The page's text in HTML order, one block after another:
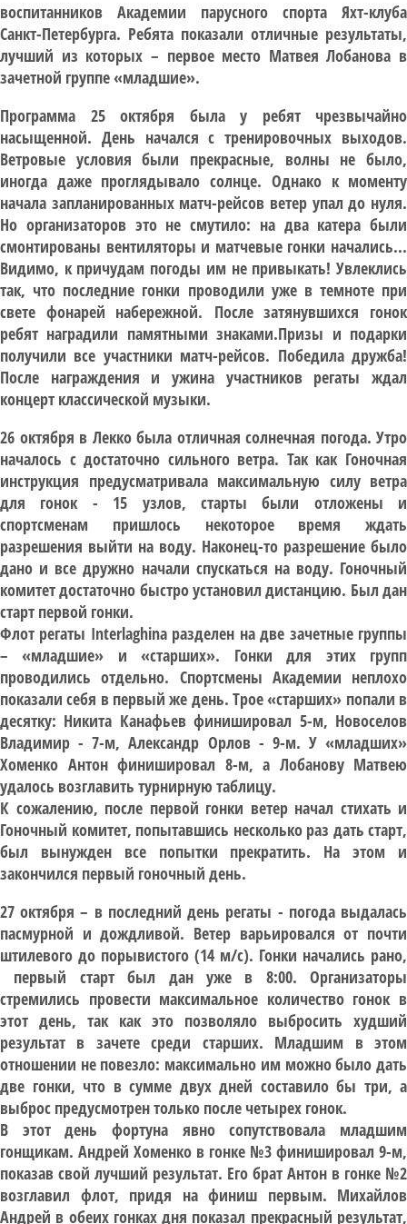
воспитанников Академии парусного спорта Яхт-клуба
Санкт-Петербурга. Ребята показали отличные результаты,
лучший из которых – первое место Матвея Лобанова в
зачетной группе «младшие».
Программа 25 октября была у ребят чрезвычайно
насыщенной. День начался с тренировочных выходов.
Ветровые условия были прекрасные, волны не было,
иногда даже проглядывало солнце. Однако к моменту
начала запланированных матч-рейсов ветер упал до нуля.
Но организаторов это не смутило: на два катера были
смонтированы вентиляторы и матчевые гонки начались...
Видимо, к причудам погоды им не привыкать! Увлеклись
так, что последние гонки проводили уже в темноте при
свете фонарей набережной. После затянувшихся гонок
ребят наградили памятными знаками.Призы и подарки
получили все участники матч-рейсов. Победила дружба!
После награждения и ужина участников регаты ждал
концерт классической музыки.
26 октября в Лекко была отличная солнечная погода. Утро
началось с достаточно сильного ветра. Так как Гоночная
инструкция предусматривала максимальную силу ветра
для гонок - 15 узлов, старты были отложены и
спортсменам пришлось некоторое время ждать
разрешения выйти на воду. Наконец-то разрешение было
дано и все дружно начали спускаться на воду. Гоночный
комитет достаточно быстро установил дистанцию. Был дан
старт первой гонки.
Флот регаты Interlaghina разделен на две зачетные группы
– «младшие» и «старших». Гонки для этих групп
проводились отдельно. Спортсмены Академии неплохо
показали себя в первый же день. Трое «старших» попали в
десятку: Никита Канафьев финишировал 5-м, Новоселов
Владимир - 7-м, Александр Орлов - 9-м. У «младших»
Хоменко Антон финишировал 8-м, а Лобанову Матвею
удалось возглавить турнирную таблицу.
К сожалению, после первой гонки ветер начал стихать и
Гоночный комитет, попытавшись несколько раз дать старт,
был вынужден все попытки прекратить. На этом и
закончился первый гоночный день.
27 октября – в последний день регаты - погода выдалась
пасмурной и дождливой. Ветер варьировался от почти
штилевого до порывистого (14 м/с). Гонки начались рано,
первый старт был дан уже в 8:00. Организаторы
стремились провести максимальное количество гонок в
этот день, так как это позволяло выбросить худший
результат в зачете среди старших. Младшим в этом
отношении не повезло: максимально им можно было дать
две гонки, что в сумме двух дней составило бы три, а
выброс предусмотрен только после четырех гонок.
В этот день фортуна явно сопутствовала младшим
гонщикам. Андрей Хоменко в гонке №3 финишировал 9-м,
показав свой лучший результат. Его брат Антон в гонке №2
возглавил флот, придя на финиш первым. Михайлов
Андрей в обеих гонках дня показал прекрасный результат,